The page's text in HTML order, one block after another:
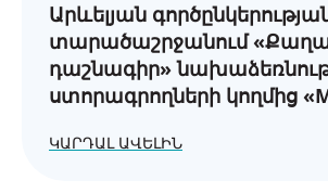
Արևելյան
տարածաշրջանում
դաշնագիր»
ստորագրողների կողմից
հասանելիության և
ԿԱՐԴԱԼ ԱՎԵԼԻՆ